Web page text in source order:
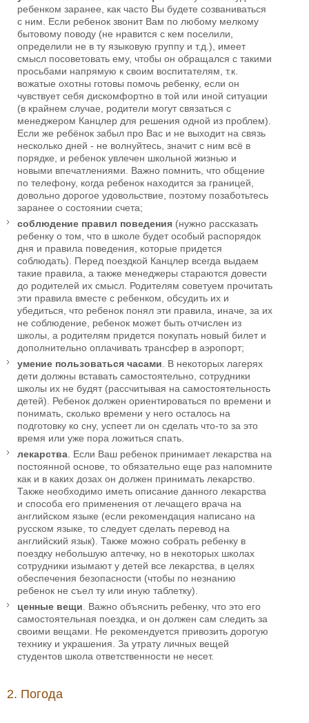
ребенком заранее, как часто Вы будете созваниваться
с ним. Если ребенок звонит Вам по любому мелкому
бытовому поводу (не нравится с кем поселили,
определили не в ту языковую группу и т.д.), имеет
смысл посоветовать ему, чтобы он обращался с такими
просьбами напрямую к своим воспитателям, т.к.
вожатые охотны готовы помочь ребенку, если он
чувствует себя дискомфортно в той или иной ситуации
(в крайнем случае, родители могут связаться с
менеджером Канцлер для решения одной из проблем).
Если же ребёнок забыл про Вас и не выходит на связь
несколько дней - не волнуйтесь, значит с ним всё в
порядке, и ребенок увлечен школьной жизнью и
новыми впечатлениями. Важно помнить, что общение
по телефону, когда ребенок находится за границей,
довольно дорогое удовольствие, поэтому позаботьтесь
заранее о состоянии счета;
соблюдение правил поведения (нужно рассказать
ребенку о том, что в школе будет особый распорядок
дня и правила поведения, которые придется
соблюдать). Перед поездкой Канцлер всегда выдаем
такие правила, а также менеджеры стараются довести
до родителей их смысл. Родителям советуем прочитать
эти правила вместе с ребенком, обсудить их и
убедиться, что ребенок понял эти правила, иначе, за их
не соблюдение, ребенок может быть отчислен из
школы, а родителям придется покупать новый билет и
дополнительно оплачивать трансфер в аэропорт;
умение пользоваться часами . В некоторых лагерях
дети должны вставать самостоятельно, сотрудники
школы их не будят (рассчитывая на самостоятельность
детей). Ребенок должен ориентироваться по времени и
понимать, сколько времени у него осталось на
подготовку ко сну, успеет ли он сделать что-то за это
время или уже пора ложиться спать.
лекарства . Если Ваш ребенок принимает лекарства на
постоянной основе, то обязательно еще раз напомните
как и в каких дозах он должен принимать лекарство.
Также необходимо иметь описание данного лекарства
и способа его применения от лечащего врача на
английском языке (если рекомендация написано на
русском языке, то следует сделать перевод на
английский язык). Также можно собрать ребенку в
поездку небольшую аптечку, но в некоторых школах
сотрудники изымают у детей все лекарства, в целях
обеспечения безопасности (чтобы по незнанию
ребенок не съел ту или иную таблетку).
ценные вещи . Важно объяснить ребенку, что это его
самостоятельная поездка, и он должен сам следить за
своими вещами. Не рекомендуется привозить дорогую
технику и украшения. За утрату личных вещей
студентов школа ответственности не несет.
2. Погода